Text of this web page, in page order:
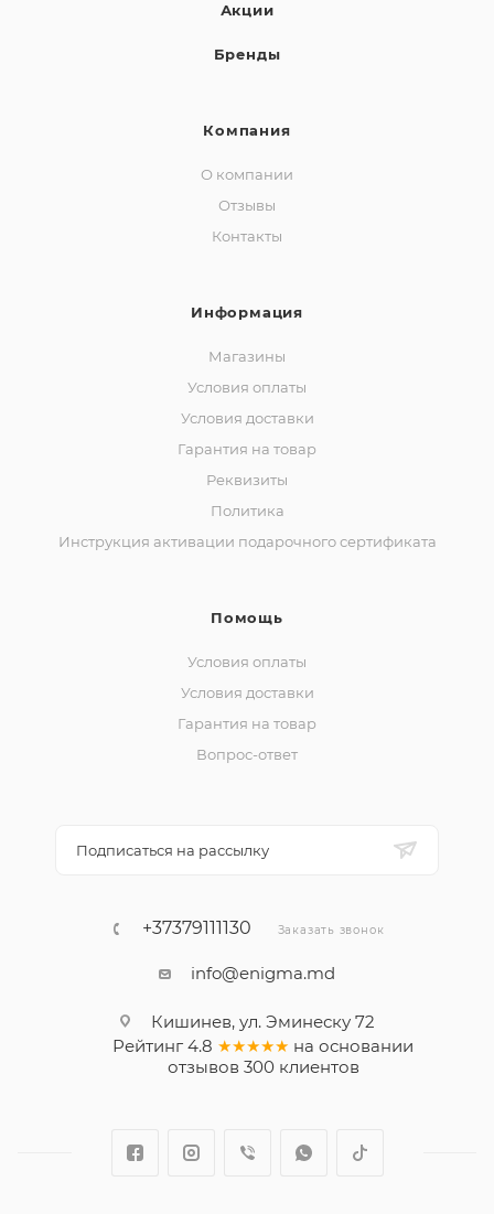
Акции
Бренды
Компания
О компании
Отзывы
Контакты
Информация
Магазины
Условия оплаты
Условия доставки
Гарантия на товар
Реквизиты
Политика
Инструкция активации подарочного сертификата
Помощь
Условия оплаты
Условия доставки
Гарантия на товар
Вопрос-ответ
Подписаться на рассылку
+37379111130 Заказать звонок
info@enigma.md
Кишинев, ул. Эминеску 72
Рейтинг 4.8 ★★★★★ на основании
отзывов 300клиентов